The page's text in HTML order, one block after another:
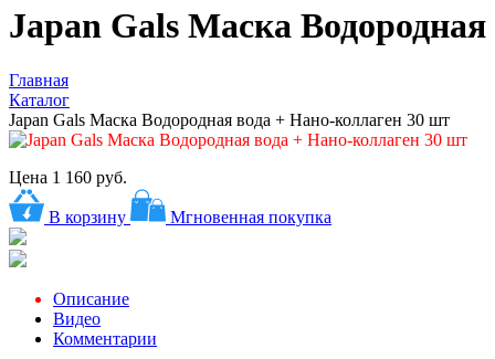
Japan Gals Маска
Главная
Каталог
Japan Gals Маска Водородная вода + Нано-коллаген 30 шт
Цена 1 160 руб.
В корзину Мгновенная покупка
Описание
Видео
Комментарии